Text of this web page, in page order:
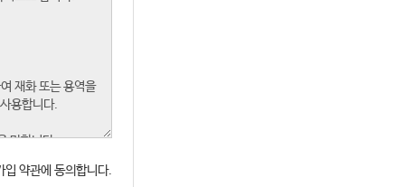
입 약관에 동의합니다.